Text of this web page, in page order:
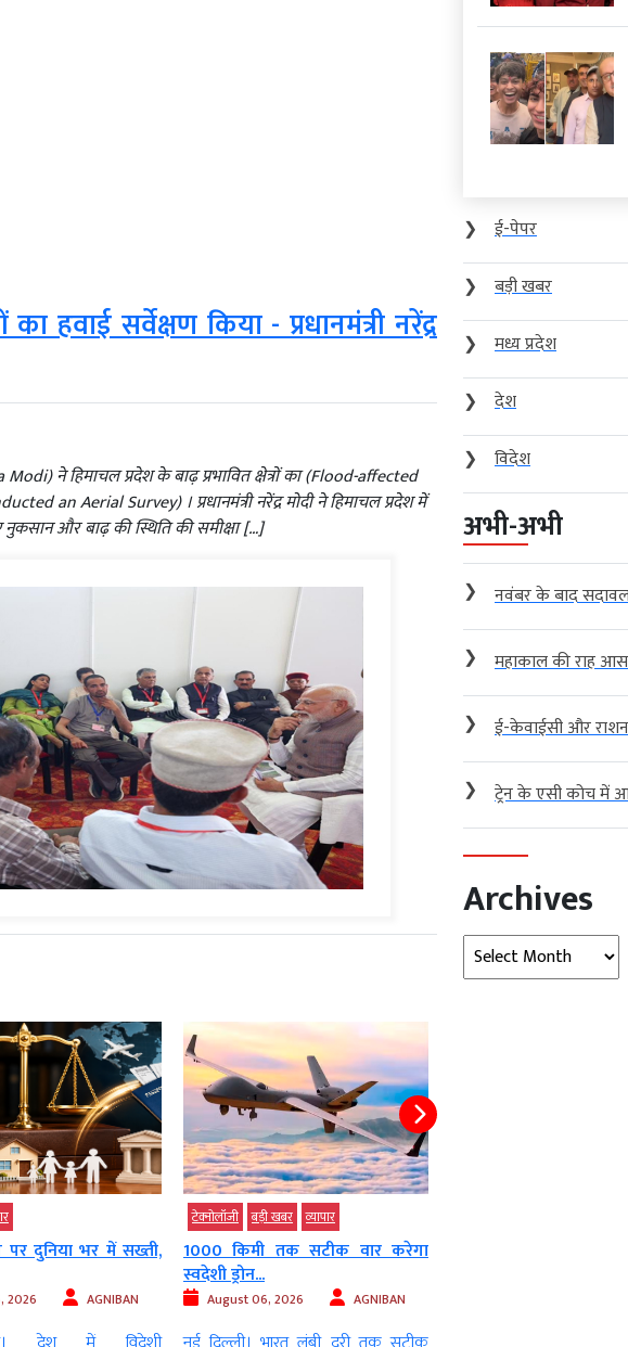
हवाई सर्वेक्षण किया - प्रधानमंत्री नरेंद्र
ने हिमाचल प्रदेश के बाढ़ प्रभावित क्षेत्रों का (Flood-affected
an Aerial Survey) । प्रधानमंत्री नरेंद्र मोदी ने हिमाचल प्रदेश में
नुकसान और बाढ़ की स्थिति की समीक्षा […]
तक सटीक वार करेगा
2026 AGNIBAN
बड़ी खबर मध्‍यप्रदेश
MP में अब तक सामान्य से 18% कम...
August 06, 2026
❯
ई-पेपर
❯
बड़ी खबर
❯
मध्य प्रदेश
❯
देश
❯
विदेश
अभी-अभी
❯ नवंबर के बाद
❯ महाकाल की राह
❯ ई-केवाईसी और
❯ ट्रेन के एसी कोच में
Archives
Archives